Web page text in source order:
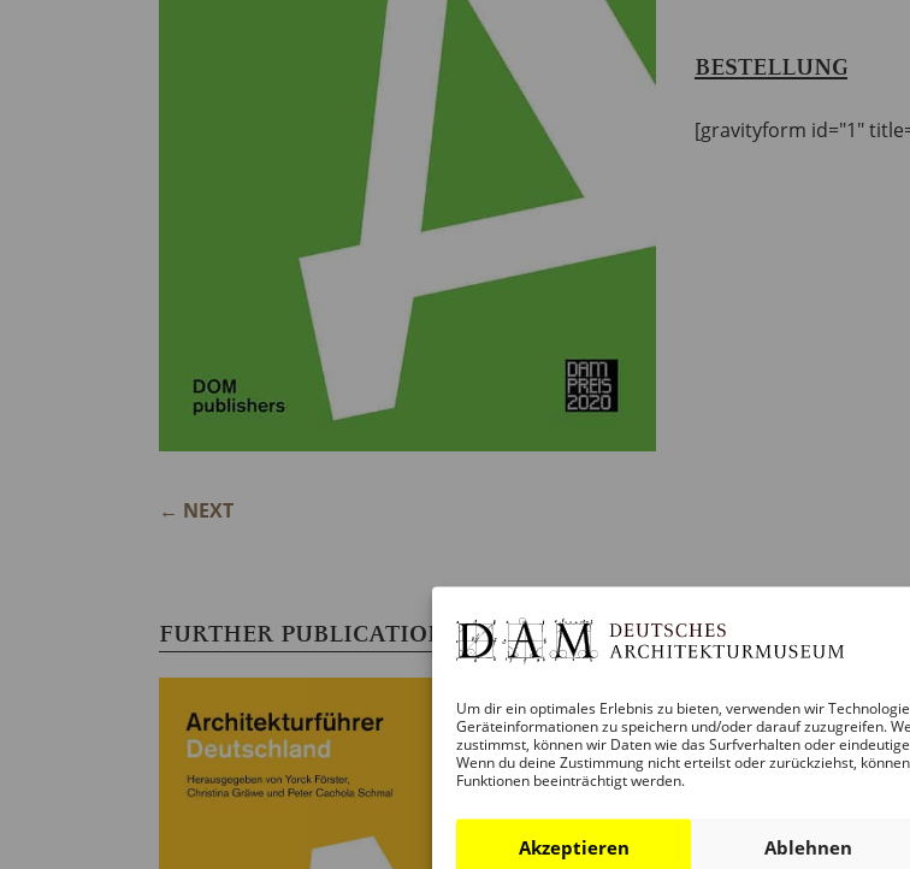
Um dir ein optimales Erlebnis zu bieten, verwenden wir
Geräteinformationen zu speichern und/oder darauf zuzugreifen.
zustimmst, können wir Daten wie das Surfverhalten oder
Wenn du deine Zustimmung nicht erteilst oder zurückziehst,
Funktionen beeinträchtigt werden.
Akzeptieren Ablehnen
BESTELLUNG
[gravityform id="1"
← NEXT
FURTHER PUBLICATIONS